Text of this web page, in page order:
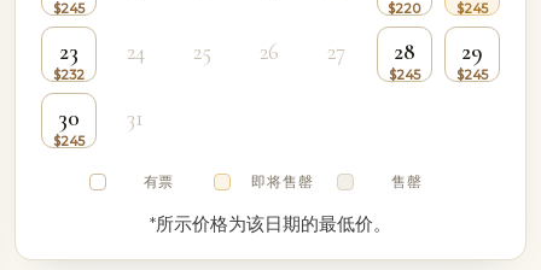
23 24 25 26 27 28 29
30 31
有票 即将售罄 售罄
*所示价格为该日期的最低价。